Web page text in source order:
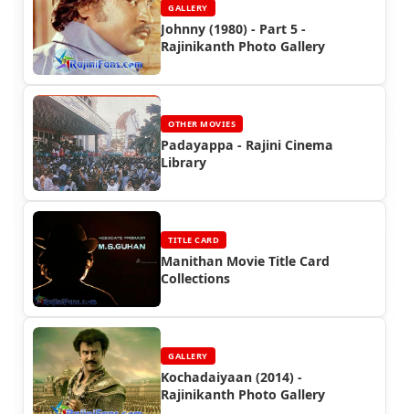
GALLERY
Johnny (1980) - Part 5 -
Rajinikanth Photo Gallery
OTHER MOVIES
Padayappa - Rajini Cinema
Library
TITLE CARD
Manithan Movie Title Card
Collections
GALLERY
Kochadaiyaan (2014) -
Rajinikanth Photo Gallery